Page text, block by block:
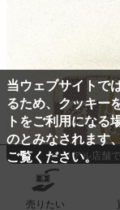
リアル店舗で
売りたい
当ウェブサイトで
るため、クッキー
トをご利用になる
のとみなされます
ご覧ください。